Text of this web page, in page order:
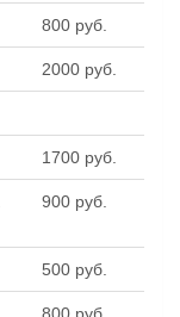
800 руб.
2000 руб.
1700 руб.
900 руб.
500 руб.